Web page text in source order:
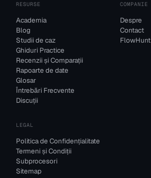
RESURSE
Academia
Blog
Studii de caz
Ghiduri Practice
Recenzii și Comparații
Rapoarte de date
Glosar
Întrebări Frecvente
Discuții
COMPANIE
Despre
Contact
FlowHunt
LEGAL
Politica de Confidențialitate
Termeni și Condiții
Subprocesori
Sitemap